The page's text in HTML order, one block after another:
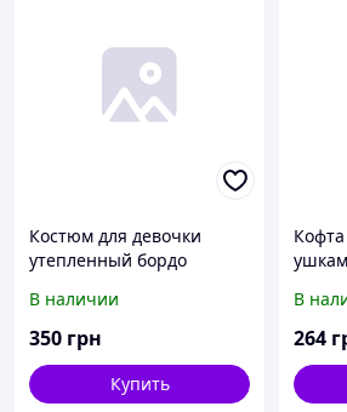
Костюм для девочки
утепленный бордо
В наличии
350 грн
Купить
В
264